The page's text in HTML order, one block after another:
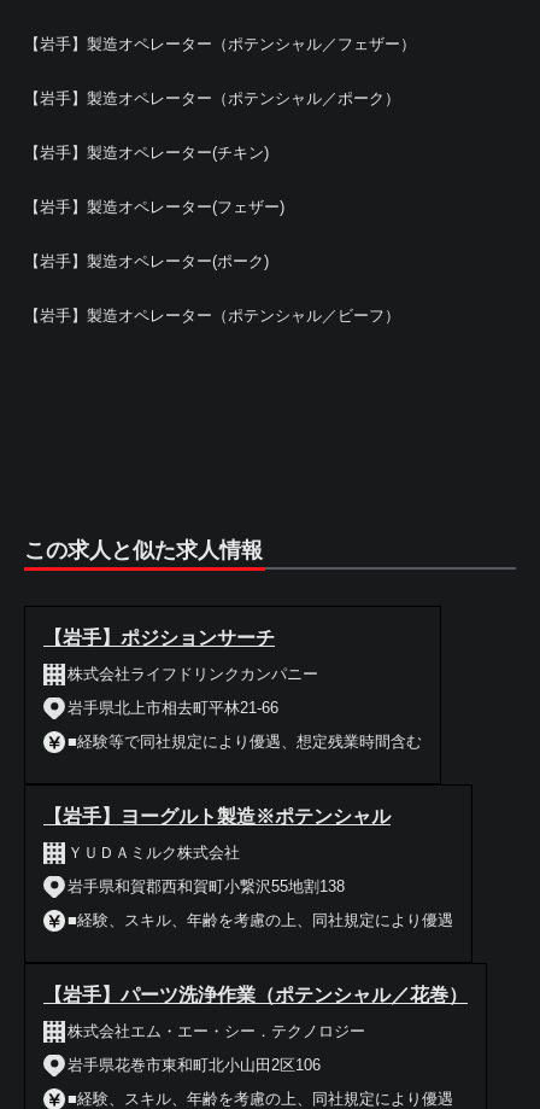
【岩手】製造オペレーター（ポテンシャル／フェザー）
【岩手】製造オペレーター（ポテンシャル／ポーク）
【岩手】製造オペレーター(チキン)
【岩手】製造オペレーター(フェザー)
【岩手】製造オペレーター(ポーク)
【岩手】製造オペレーター（ポテンシャル／ビーフ）
この求人と似た求人情報
【岩手】ポジションサーチ
株式会社ライフドリンクカンパニー
岩手県北上市相去町平林21-66
■経験等で同社規定により優遇、想定残業時間含む
【岩手】ヨーグルト製造※ポテンシャル
ＹＵＤＡミルク株式会社
岩手県和賀郡西和賀町小繋沢55地割138
■経験、スキル、年齢を考慮の上、同社規定により優遇
【岩手】パーツ洗浄作業（ポテンシャル／花巻）
株式会社エム・エー・シー．テクノロジー
岩手県花巻市東和町北小山田2区106
■経験、スキル、年齢を考慮の上、同社規定により優遇